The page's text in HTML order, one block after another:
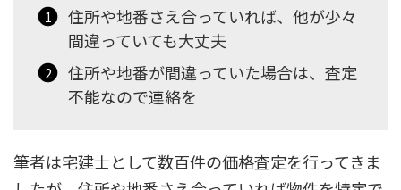
住所や地番さえ合っていれば、他が少々
間違っていても大丈夫
住所や地番が間違っていた場合は、査定
不能なので連絡を
筆者は宅建士として数百件の価格査定を行ってきま